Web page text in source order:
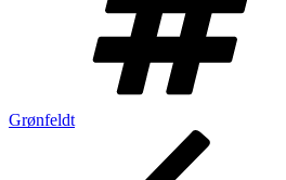
Grønfeldt
Indlægsnavigation